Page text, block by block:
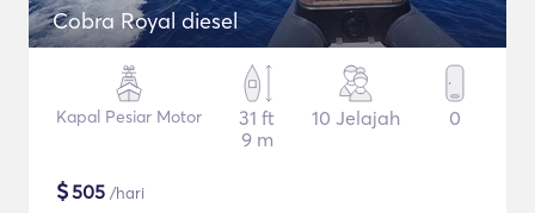
Cobra Royal diesel
Kapal Pesiar Motor
31 ft
9 m
10 Jelajah 0
$505 /hari